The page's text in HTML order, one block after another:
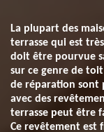
La plupart des
terrasse qui est
doit être pourvue
sur ce genre de
de réparation sont
avec des
terrasse peut être
Ce revêtement est